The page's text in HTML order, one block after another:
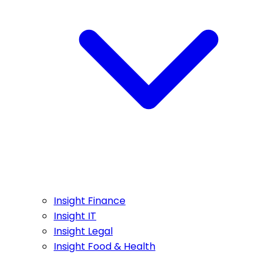
Insight Finance
Insight IT
Insight Legal
Insight Food & Health